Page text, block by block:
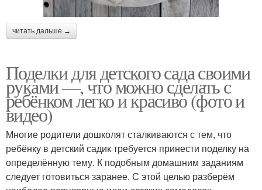
читать дальше →
Поделки для детского сада своими
руками —, что можно сделать с
ребёнком легко и красиво (фото и
видео)
Многие родители дошколят сталкиваются с тем, что
ребёнку в детский садик требуется принести поделку на
определённую тему. К подобным домашним заданиям
следует готовиться заранее. С этой целью разберём